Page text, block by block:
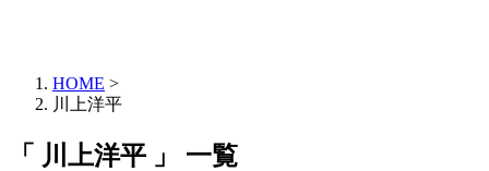
HOME >
川上洋平
「 川上洋平 」 一覧